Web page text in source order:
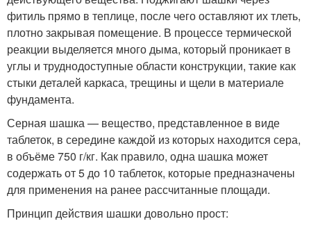
фитиль прямо в теплице, после чего оставляют их тлеть,
плотно закрывая помещение. В процессе термической
реакции выделяется много дыма, который проникает в
углы и труднодоступные области конструкции, такие как
стыки деталей каркаса, трещины и щели в материале
фундамента.
Серная шашка — вещество, представленное в виде
таблеток, в середине каждой из которых находится сера,
в объёме 750 г/кг. Как правило, одна шашка может
содержать от 5 до 10 таблеток, которые предназначены
для применения на ранее рассчитанные площади.
Принцип действия шашки довольно прост: